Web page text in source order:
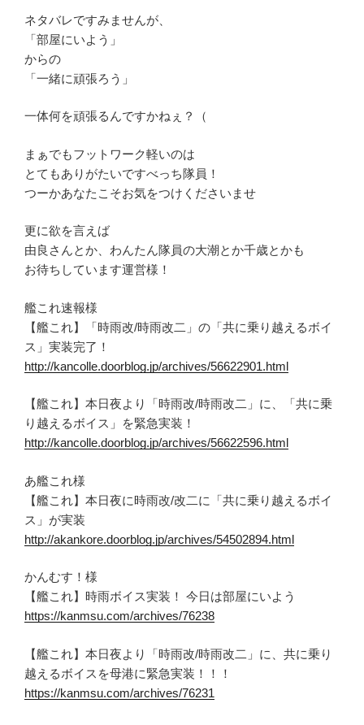
ネタバレですみませんが、
「部屋にいよう」
からの
「一緒に頑張ろう」
一体何を頑張るんですかねぇ？（
まぁでもフットワーク軽いのは
とてもありがたいですべっち隊員！
つーかあなたこそお気をつけくださいませ
更に欲を言えば
由良さんとか、わんたん隊員の大潮とか千歳とかも
お待ちしています運営様！
艦これ速報様
【艦これ】「時雨改/時雨改二」の「共に乗り越えるボイ
ス」実装完了！
http://kancolle.doorblog.jp/archives/56622901.html
【艦これ】本日夜より「時雨改/時雨改二」に、「共に乗
り越えるボイス」を緊急実装！
http://kancolle.doorblog.jp/archives/56622596.html
あ艦これ様
【艦これ】本日夜に時雨改/改二に「共に乗り越えるボイ
ス」が実装
http://akankore.doorblog.jp/archives/54502894.html
かんむす！様
【艦これ】時雨ボイス実装！ 今日は部屋にいよう
https://kanmsu.com/archives/76238
【艦これ】本日夜より「時雨改/時雨改二」に、共に乗り
越えるボイスを母港に緊急実装！！！
https://kanmsu.com/archives/76231